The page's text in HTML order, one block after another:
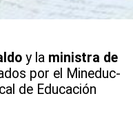
y laministra de
por el Mineduc-
de Educación